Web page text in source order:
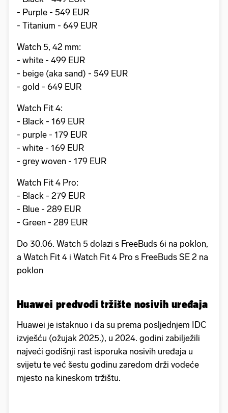
- ⁠Purple - 549 EUR
- ⁠Titanium - 649 EUR
Watch 5, 42 mm:
- white - 499 EUR
- ⁠beige (aka sand) - 549 EUR
- ⁠gold - 649 EUR
Watch Fit 4:
- Black - 169 EUR
- ⁠purple - 179 EUR
- ⁠white - 169 EUR
- ⁠grey woven - 179 EUR
Watch Fit 4 Pro:
- Black - 279 EUR
- ⁠Blue - 289 EUR
- ⁠Green - 289 EUR
Do 30.06. Watch 5 dolazi s FreeBuds 6i na poklon,
a Watch Fit 4 i Watch Fit 4 Pro s FreeBuds SE 2 na
poklon
Huawei predvodi tržište nosivih uređaja
Huawei je istaknuo i da su prema posljednjem IDC
izvješću (ožujak 2025.), u 2024. godini zabilježili
najveći godišnji rast isporuka nosivih uređaja u
svijetu te već šestu godinu zaredom drži vodeće
mjesto na kineskom tržištu.